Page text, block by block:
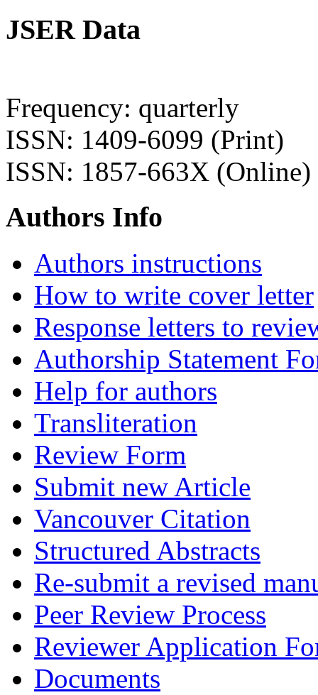
JSER Data
Frequency: quarterly
ISSN: 1409-6099 (Print)
ISSN: 1857-663X (Online)
Authors Info
Authors instructions
How to write cover letter
Response letters to
Authorship Statement
Help for authors
Transliteration
Review Form
Submit new Article
Vancouver Citation
Structured Abstracts
Re-submit a revised
Peer Review Process
Reviewer Application
Documents